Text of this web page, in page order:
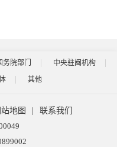
务院部门
中央驻闽机构
其他
站地图
联系我们